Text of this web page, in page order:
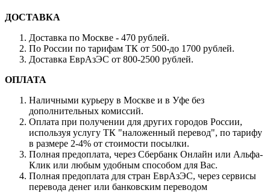
ДОСТАВКА
Доставка по Москве - 470 рублей.
По России по тарифам ТК от 500-до 1700 рублей.
Доставка ЕврАзЭС от 800-2500 рублей.
ОПЛАТА
Наличными курьеру в Москве и в Уфе без
дополнительных комиссий.
Оплата при получении для других городов России,
используя услугу ТК "наложенный перевод", по тарифу
в размере 2-4% от стоимости посылки.
Полная предоплата, через Сбербанк Онлайн или Альфа-
Клик или любым удобным способом для Вас.
Полная предоплата для стран ЕврАзЭС, через сервисы
перевода денег или банковским переводом